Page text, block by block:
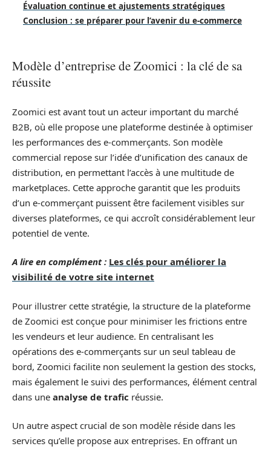
Évaluation continue et ajustements stratégiques
Conclusion : se préparer pour l’avenir du e-commerce
Modèle d’entreprise de Zoomici : la clé de sa
réussite
Zoomici est avant tout un acteur important du marché
B2B, où elle propose une plateforme destinée à optimiser
les performances des e-commerçants. Son modèle
commercial repose sur l’idée d’unification des canaux de
distribution, en permettant l’accès à une multitude de
marketplaces. Cette approche garantit que les produits
d’un e-commerçant puissent être facilement visibles sur
diverses plateformes, ce qui accroît considérablement leur
potentiel de vente.
A lire en complément : Les clés pour améliorer la
visibilité de votre site internet
Pour illustrer cette stratégie, la structure de la plateforme
de Zoomici est conçue pour minimiser les frictions entre
les vendeurs et leur audience. En centralisant les
opérations des e-commerçants sur un seul tableau de
bord, Zoomici facilite non seulement la gestion des stocks,
mais également le suivi des performances, élément central
dans une analyse de trafic réussie.
Un autre aspect crucial de son modèle réside dans les
services qu’elle propose aux entreprises. En offrant un